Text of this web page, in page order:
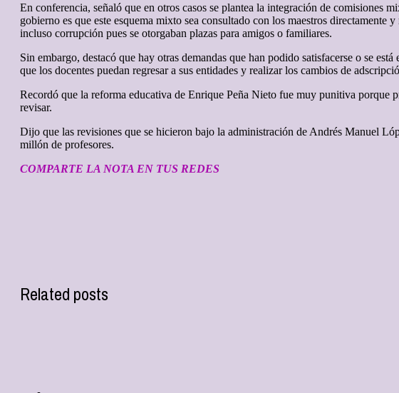
En conferencia, señaló que en otros casos se plantea la integración de comisiones
gobierno es que este esquema mixto sea consultado con los maestros
incluso corrupción pues se otorgaban plazas para amigos o familiares.
Sin embargo, destacó que hay otras demandas que han podido satisfacerse o se
que los docentes puedan regresar a sus entidades y realizar los cambios de
Recordó que la reforma educativa de Enrique Peña Nieto fue muy punitiva porque
revisar.
Dijo que las revisiones que se hicieron bajo la administración de Andrés Manuel
millón de profesores.
COMPARTE LA NOTA EN TUS REDES
Related posts